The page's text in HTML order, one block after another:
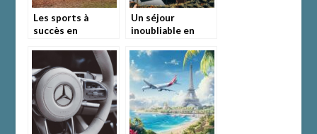
Les sports à
succès en
Un séjour
inoubliable en
plongez dans
l’atmosphère
unique d’une
chambre d’hôte